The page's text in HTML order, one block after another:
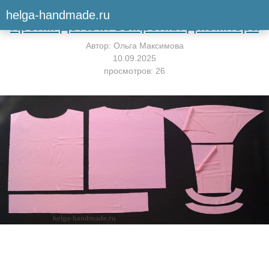
helga-handmade.ruВернуться к мастер-классу
Кроим детали выкройки джемпера
Автор: Ольга Максимова
10.09.2025
просмотров: 26